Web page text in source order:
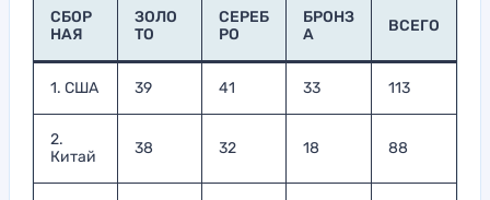
СБОР
НАЯ
ЗОЛО
ТО
СЕРЕБ
РО
БРОНЗ
А
ВСЕГО
1. США 39 41 33 113
2.
Китай
38 32 18 88